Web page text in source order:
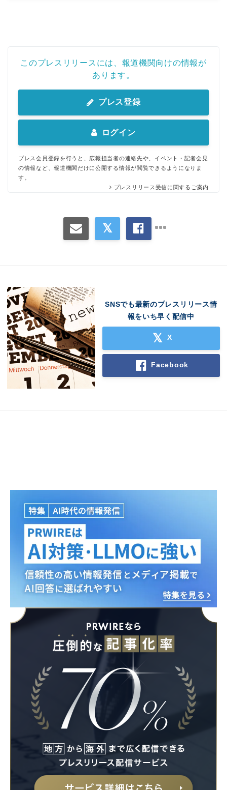
このプレスリリースには、報道機関向けの情報が
あります。
プレス登録
ログイン
プレス会員登録を行うと、広報担当者の連絡先や、イベント・記者会見
の情報など、報道機関だけに公開する情報が閲覧できるようになりま
す。
プレスリリース受信に関するご案内
SNSでも最新のプレスリリース情
報をいち早く配信中
X
Facebook
Japanese